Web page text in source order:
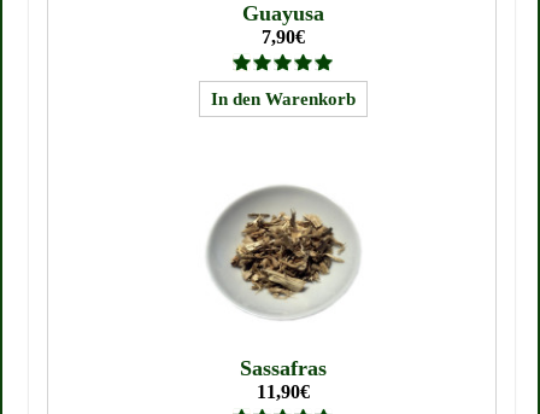
Guayusa
7,90€
Sassafras
11,90€